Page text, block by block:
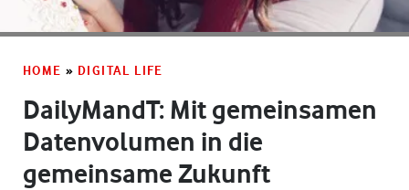
HOME » DIGITAL LIFE
DailyMandT: Mit gemeinsamen
Datenvolumen in die
gemeinsame Zukunft